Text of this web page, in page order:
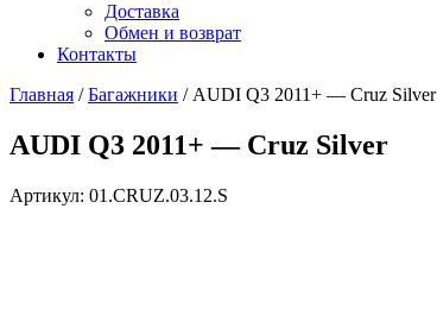
Доставка
Обмен и возврат
Контакты
Главная /Багажники / AUDI Q3 2011+ — Cruz Silver
AUDI Q3 2011+ — Cruz Silver
Артикул: 01.CRUZ.03.12.S